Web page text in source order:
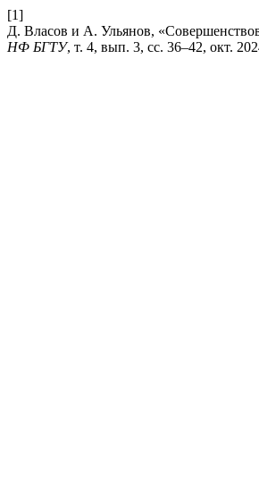
[1]
Д. Власов и А. Ульянов,
НФ БГТУ, т. 4, вып. 3, сс. 36–42, окт.